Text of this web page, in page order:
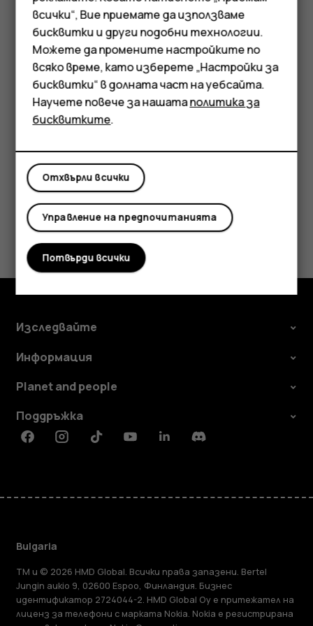
Смартфони
Мобилни телефони
Аксесоари
Таблети
Съвет:За да редактирате събитие,
докоснете събитието иmode_edit и редактирайте
подробностите.
Изтриване на среща
Докоснете срещата.
Полезен ли беше този отговор?
Да Не
Изследвайте
Информация
Planet and people
Поддръжка
FacebookInstagramTiktokYoutubeLinkedinDiscord
Bulgaria
TM и © 2026 HMD Global. Всички права запазени. Bertel
Jungin aukio 9, 02600 Espoo, Финландия. Бизнес
идентификатор 2724044-2. HMD Global Oy е притежател на
лиценз за телефони с марката Nokia. Nokia е регистрирана
всички“, Вие приемате да използваме
бисквитки и други подобни технологии.
Можете да промените настройките по
всяко време, като изберете „Настройки за
бисквитки“ в долната част на уебсайта.
Научете повече за нашатаполитика за
бисквитките.
Отхвърли всички
Управление на предпочитанията
Потвърди всички